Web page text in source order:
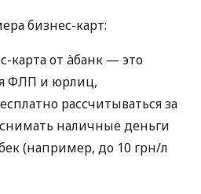
бизнес-карт:
карта от àбанк — это
ФЛП и юрлиц,
рассчитываться за
наличные деньги
(например, до 10 грн/л